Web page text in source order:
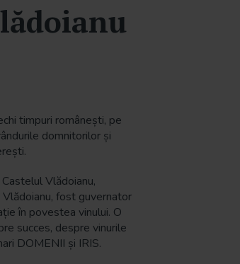
timpuri românești, pe
domnitorilor și
Vlădoianu,
fost guvernator
în povestea vinului. O
succes, despre vinurile
DOMENII și IRIS.